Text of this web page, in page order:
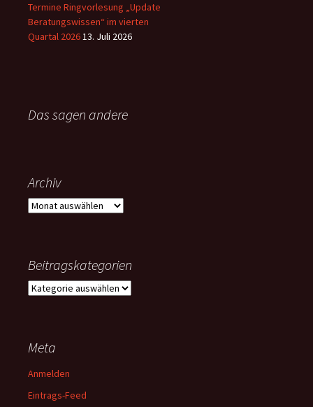
Termine Ringvorlesung „Update
Beratungswissen“ im vierten
Quartal 202613. Juli 2026
Das sagen andere
Archiv
Archiv
Beitragskategorien
Beitragskategorien
Meta
Anmelden
Eintrags-Feed